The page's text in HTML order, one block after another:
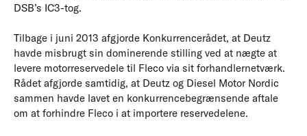
DSB’s IC3-tog.
Tilbage i juni 2013 afgjorde Konkurrencerådet, at Deutz
havde misbrugt sin dominerende stilling ved at nægte at
levere motorreservedele til Fleco via sit forhandlernetværk.
Rådet afgjorde samtidig, at Deutz og Diesel Motor Nordic
sammen havde lavet en konkurrencebegrænsende aftale
om at forhindre Fleco i at importere reservedelene.